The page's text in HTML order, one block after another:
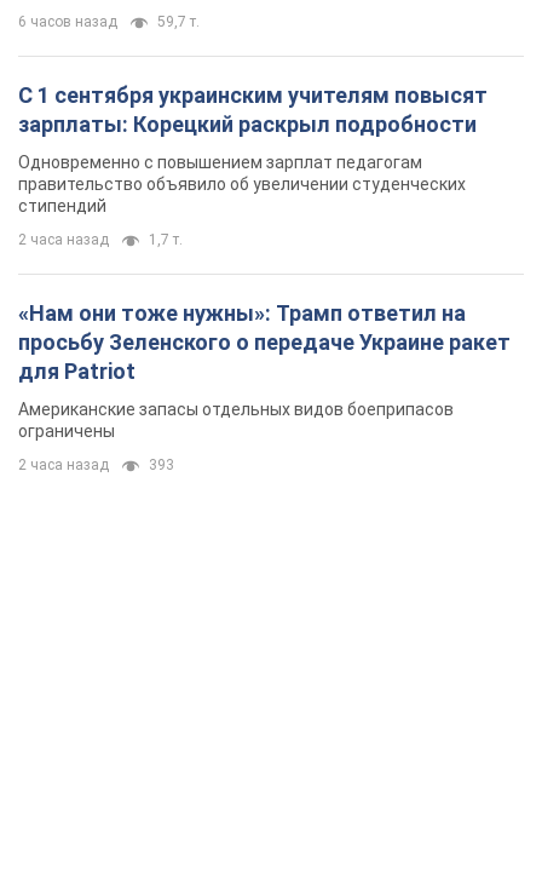
6 часов назад 59,7 т.
С 1 сентября украинским учителям повысят
зарплаты: Корецкий раскрыл подробности
Одновременно с повышением зарплат педагогам
правительство объявило об увеличении студенческих
стипендий
2 часа назад 1,7 т.
«Нам они тоже нужны»: Трамп ответил на
просьбу Зеленского о передаче Украине ракет
для Patriot
Американские запасы отдельных видов боеприпасов
ограничены
2 часа назад 393